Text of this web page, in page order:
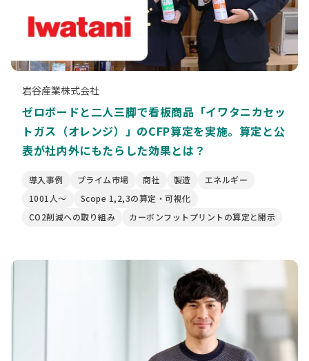
岩谷産業株式会社
ゼロボードと二人三脚で看板商品「イワタニカセッ
トガス（オレンジ）」のCFP算定を実施。算定と公
表が社内外にもたらした効果とは？
導入事例 プライム市場 商社 製造
エネルギー
1001人〜
Scope 1,2,3の算定・可視化
CO2削減への取り組み
カーボンフットプリントの算定と開示